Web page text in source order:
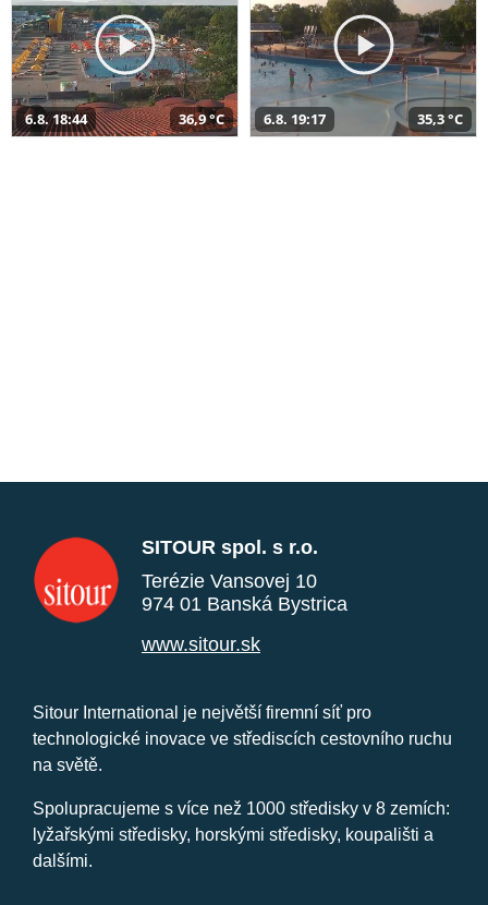
6.8. 18:44 36,9 °C 6.8. 19:17 35,3 °C
SITOUR spol. s r.o.
Terézie Vansovej 10
974 01 Banská Bystrica
www.sitour.sk
Sitour International je největší firemní síť pro
technologické inovace ve střediscích cestovního ruchu
na světě.
Spolupracujeme s více než 1000 středisky v 8 zemích:
lyžařskými středisky, horskými středisky, koupališti a
dalšími.